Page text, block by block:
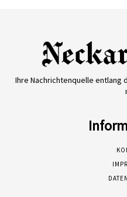
Ihre Nachrichtenquelle entlang